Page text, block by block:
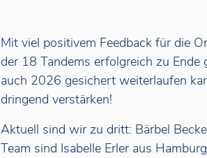
Mit viel positivem Feedback für die
der 18 Tandems erfolgreich zu
auch 2026 gesichert weiterlaufen
dringend verstärken!
Aktuell sind wir zu dritt: Bärbel
Team sind Isabelle Erler aus